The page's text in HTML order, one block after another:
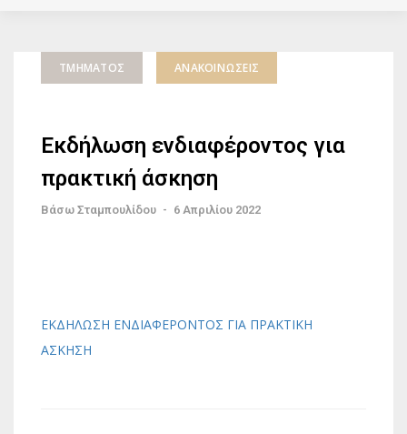
ΤΜΉΜΑΤΟΣ ΑΝΑΚΟΙΝΏΣΕΙΣ
Εκδήλωση ενδιαφέροντος για
πρακτική άσκηση
Βάσω Σταμπουλίδου - 6 Απριλίου 2022
ΕΚΔΗΛΩΣΗ ΕΝΔΙΑΦΕΡΟΝΤΟΣ ΓΙΑ ΠΡΑΚΤΙΚΗ
ΑΣΚΗΣΗ